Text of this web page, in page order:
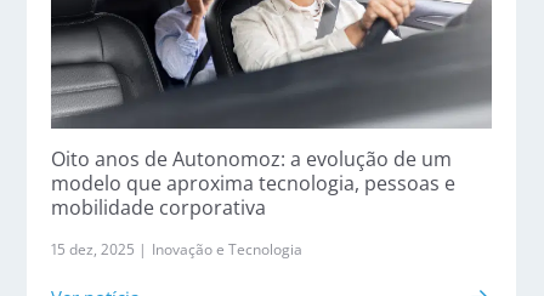
Oito anos de Autonomoz: a evolução de um
modelo que aproxima tecnologia, pessoas e
mobilidade corporativa
15 dez, 2025 | Inovação e Tecnologia